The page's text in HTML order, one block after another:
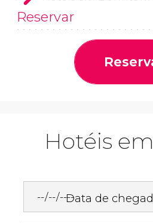
Reservar
Hotéis
Data de